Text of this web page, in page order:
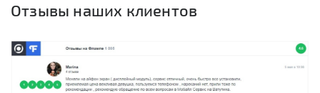
Отзывы наших клиентов